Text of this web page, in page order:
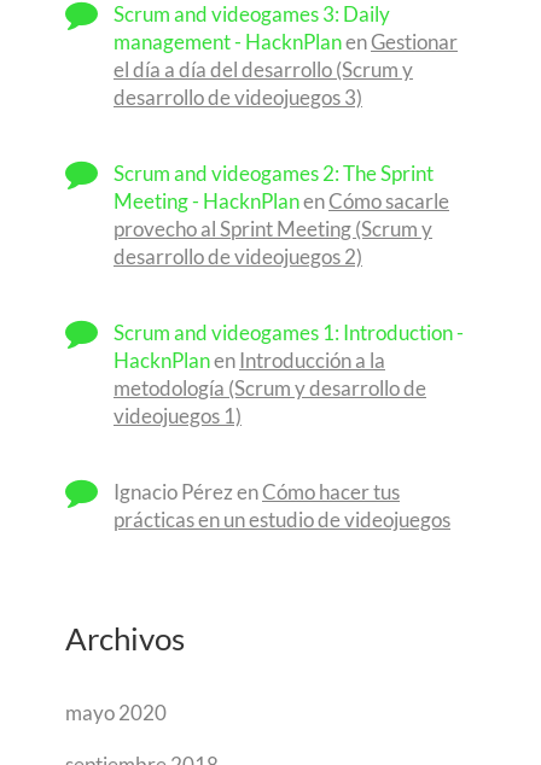
Scrum and videogames 3: Daily
management - HacknPlanenGestionar
el día a día del desarrollo (Scrum y
desarrollo de videojuegos 3)
Scrum and videogames 2: The Sprint
Meeting - HacknPlanenCómo sacarle
provecho al Sprint Meeting (Scrum y
desarrollo de videojuegos 2)
Scrum and videogames 1: Introduction -
HacknPlanenIntroducción a la
metodología (Scrum y desarrollo de
videojuegos 1)
Ignacio PérezenCómo hacer tus
prácticas en un estudio de videojuegos
Archivos
mayo 2020